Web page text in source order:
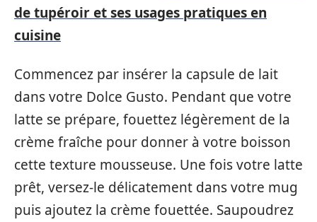
de tupéroir et ses usages pratiques en
cuisine
Commencez par insérer la capsule de lait
dans votre Dolce Gusto. Pendant que votre
latte se prépare, fouettez légèrement de la
crème fraîche pour donner à votre boisson
cette texture mousseuse. Une fois votre latte
prêt, versez-le délicatement dans votre mug
puis ajoutez la crème fouettée. Saupoudrez